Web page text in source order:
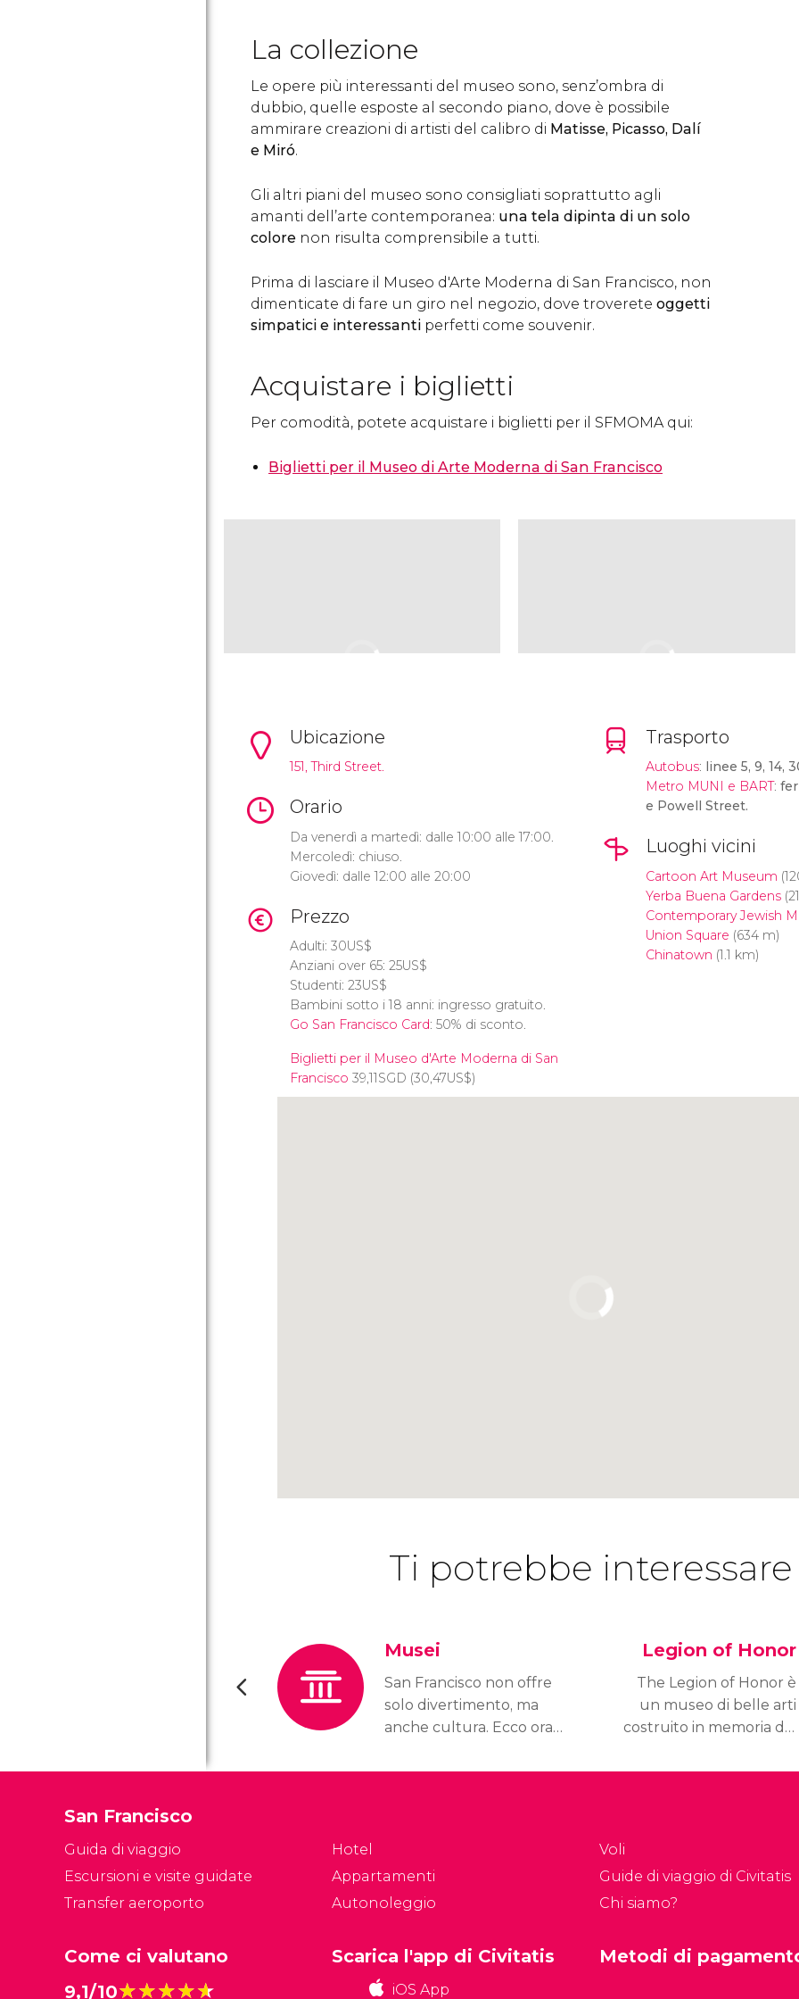
La collezione
Le opere più interessanti del museo sono, senz’ombra di
dubbio, quelle esposte al secondo piano, dove è possibile
ammirare creazioni di artisti del calibro di Matisse, Picasso, Dalí
e Miró.
Gli altri piani del museo sono consigliati soprattutto agli
amanti dell’arte contemporanea: una tela dipinta di un solo
colore non risulta comprensibile a tutti.
Prima di lasciare il Museo d'Arte Moderna di San Francisco, non
dimenticate di fare un giro nel negozio, dove troverete oggetti
simpatici e interessanti perfetti come souvenir.
Acquistare i biglietti
Per comodità, potete acquistare i biglietti per il SFMOMA qui:
Biglietti per il Museo di Arte Moderna di San Francisco
Ubicazione
151, Third Street.
Orario
Da venerdì a martedì: dalle 10:00 alle 17:00.
Mercoledì: chiuso.
Giovedì: dalle 12:00 alle 20:00
Prezzo
Adulti: 30US$
Anziani over 65: 25US$
Studenti: 23US$
Bambini sotto i 18 anni: ingresso gratuito.
Go San Francisco Card: 50% di sconto.
Biglietti per il Museo d'Arte Moderna di San
Francisco 39,11SGD (30,47US$)
Trasporto
Autobus: linee 5, 9, 14,
Metro MUNI e BART:
e Powell Street.
Luoghi vicini
Cartoon Art Museum
Yerba Buena Gardens
Contemporary Jewish
Union Square (634 m)
Chinatown (1.1 km)
Ti potrebbe interessare
Musei
San Francisco non offre
solo divertimento, ma
anche cultura. Ecco orari
centri espositivi più
Legion of Honor
The Legion of Honor è
un museo di belle arti
costruito in memoria dei
morti durante la I
San Francisco
Guida di viaggio
Escursioni e visite guidate
Transfer aeroporto
Hotel
Appartamenti
Autonoleggio
Voli
Guide di viaggio di Civitatis
Chi siamo?
Come ci valutano
9,1/10★★★★★
★★★★★
Scarica l'app di Civitatis
iOS App
Metodi di